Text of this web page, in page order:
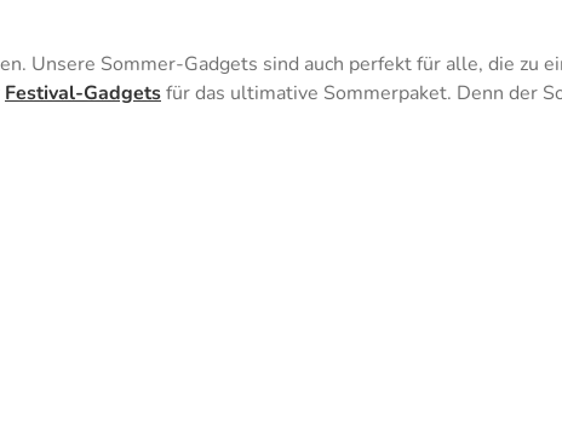
Unsere Sommer-Gadgets sind auch perfekt für alle, die zu
Festival-Gadgetsfür das ultimative Sommerpaket. Denn der